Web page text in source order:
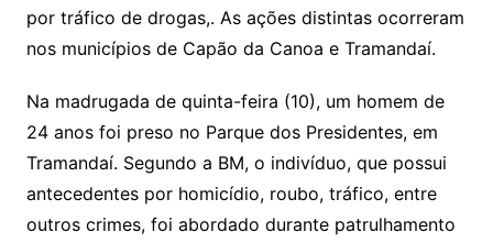
por tráfico de drogas,. As ações distintas ocorreram
nos municípios de Capão da Canoa e Tramandaí.
Na madrugada de quinta-feira (10), um homem de
24 anos foi preso no Parque dos Presidentes, em
Tramandaí. Segundo a BM, o indivíduo, que possui
antecedentes por homicídio, roubo, tráfico, entre
outros crimes, foi abordado durante patrulhamento